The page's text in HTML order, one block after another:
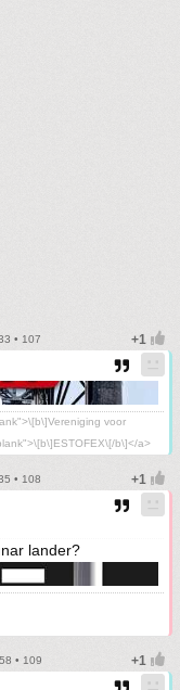
• 107
voor
b\]</a>
• 108
lander?
• 109